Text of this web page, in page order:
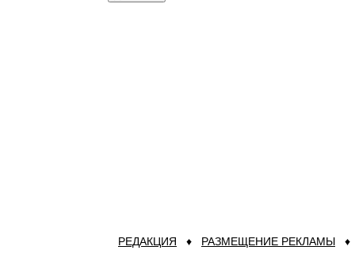
РЕДАКЦИЯ ♦ РАЗМЕЩЕНИЕ РЕКЛАМЫ